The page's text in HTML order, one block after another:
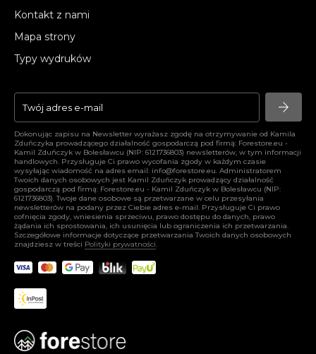
Kontakt z nami
Mapa strony
Typy wydruków
arrow_forward
Dokonując zapisu na Newsletter wyrażasz zgodę na otrzymywanie od Kamila
Zduńczyka prowadzącego działalność gospodarczą pod firmą: Forestore.eu -
Kamil Zduńczyk w Bolesławcu (NIP: 6121736803) newsletterów, w tym informacji
handlowych. Przysługuje Ci prawo wycofania zgody w każdym czasie
wysyłając wiadomość na adres email: info@forestore.eu. Administratorem
Twoich danych osobowych jest Kamil Zduńczyk prowadzący działalność
gospodarczą pod firmą: Forestore.eu - Kamil Zduńczyk w Bolesławcu (NIP:
6121736803). Twoje dane osobowe są przetwarzane w celu przesyłania
newsletterów na podany przez Ciebie adres e-mail. Przysługuje Ci prawo
cofnięcia zgody, wniesienia sprzeciwu, prawo dostępu do danych, prawo
żądania ich sprostowania, ich usunięcia lub ograniczenia ich przetwarzania.
Szczegółowe informacje dotyczące przetwarzania Twoich danych osobowych
znajdziesz w treści Polityki prywatności.